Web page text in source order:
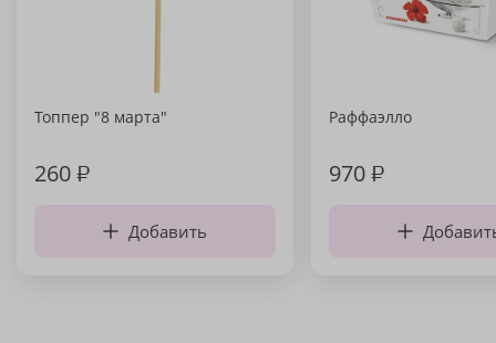
Топпер "8 марта"
260₽
Добавить
Раффаэлло
970₽